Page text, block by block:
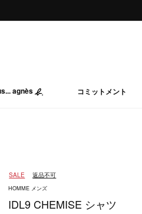
agnès コミットメント
SALE 返品不可
HOMME メンズ
IDL9 CHEMISE シャツ